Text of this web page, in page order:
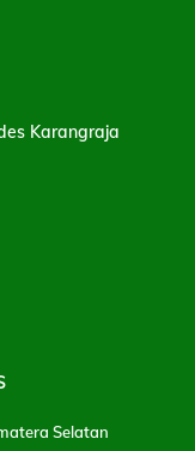
Karangraja
Selatan